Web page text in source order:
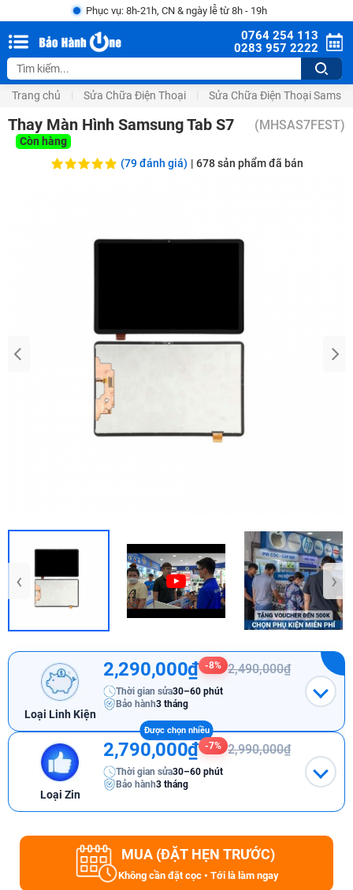
Phục vụ: 8h-21h, CN & ngày lễ từ 8h - 19h
0764 254 113
0283 957 2222
Trang chủ Sửa Chữa Điện Thoại Sửa Chữa Điện Thoại
Thay Màn Hình Samsung Tab S7 (MHSAS7FEST)
Còn hàng
(79 đánh giá) | 678sản phẩm đã bán
‹ ›
Loại Linh Kiện
2,290,000₫ -8% 2,490,000₫
Thời gian sửa30–60 phút
Bảo hành3 tháng
Loại Zin
2,790,000₫ -7% 2,990,000₫
Thời gian sửa30–60 phút
Bảo hành3 tháng
MUA (ĐẶT HẸN TRƯỚC)
Không cần đặt cọc • Tới là làm ngay